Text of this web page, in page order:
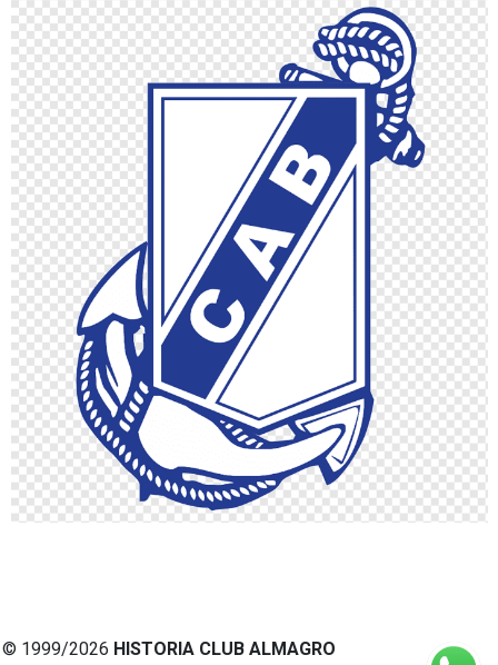
© 1999/2026 HISTORIA CLUB ALMAGRO